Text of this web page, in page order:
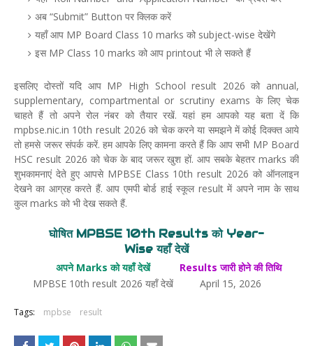
अब “Submit” Button पर क्लिक करें
यहाँ आप MP Board Class 10 marks को subject-wise देखेंगे
इस MP Class 10 marks को आप printout भी ले सकते हैं
इसलिए दोस्तों यदि आप MP High School result 2026 को annual,
supplementary, compartmental or scrutiny exams के लिए चेक
चाहते हैं तो अपने रोल नंबर को तैयार रखें. यहां हम आपको यह बता दें कि
mpbse.nic.in 10th result 2026 को चेक करने या समझने में कोई दिक्क्त आये
तो हमसे जरूर संपर्क करें. हम आपके लिए कामना करते हैं कि आप सभी MP Board
HSC result 2026 को चेक के बाद जरूर खुश हों. आप सबके बेहतर marks की
शुभकामनाएं देते हुए आपसे MPBSE Class 10th result 2026 को ऑनलाइन
देखने का आग्रह करते हैं. आप एमपी बोर्ड हाई स्कूल result में अपने नाम के साथ
कुल marks को भी देख सकते हैं.
घोषित MPBSE 10th Results को Year-
Wise यहाँ देखें
अपने Marks को यहाँ देखें
Results जारी होने की तिथि
MPBSE 10th result 2026 यहाँ देखें
April 15, 2026
Tags: mpbse result